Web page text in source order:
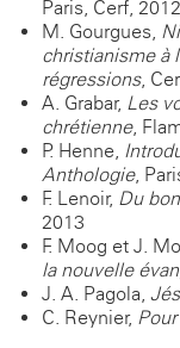
Paris, Cerf, 2012
M. Gourgues,
christianisme à
régressions,
A. Grabar, Les
chrétienne,
P. Henne,
Anthologie,
F. Lenoir, Du
2013
F. Moog et J.
la nouvelle
J. A. Pagola,
C. Reynier,